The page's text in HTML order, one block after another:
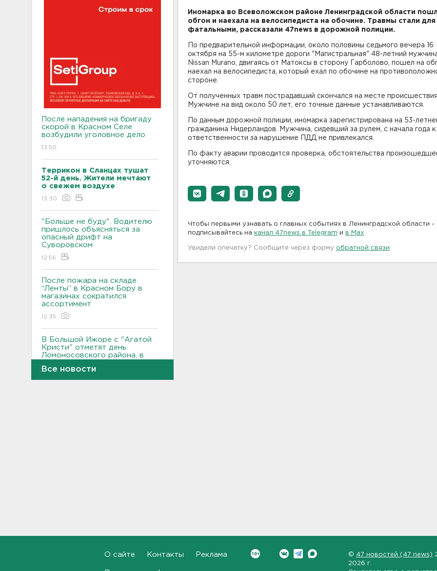
После нападения на бригаду
скорой в Красном Селе
возбудили уголовное дело
13:50
Террикон в Сланцах тушат
52-й день. Жители мечтают
о свежем воздухе
13:30
"Больше не буду". Водителю
пришлось объясняться за
опасный дрифт на
Суворовском
12:56
После пожара на складе
“Ленты” в Красном Бору в
магазинах сократился
ассортимент
12:35
В Большой Ижоре с "Агатой
Кристи" отметят день
Ломоносовского района, в
11:04
Все новости
Иномарка во Всеволожском районе Ленинградской области
обгон и наехала на велосипедиста на обочине. Травмы стали для
фатальными, рассказали 47news в дорожной полиции.
По предварительной информации, около половины седьмого вечера 16
октября на 55-м километре дороги "Магистральная" 48-летний
Nissan Murano, двигаясь от Матоксы в сторону Гарболово, пошел на
наехал на велосипедиста, который ехал по обочине на
стороне.
От полученных травм пострадавший скончался на месте
Мужчине на вид около 50 лет, его точные данные устанавливаются.
По данным дорожной полиции, иномарка зарегистрирована на 53-
гражданина Нидерландов. Мужчина, сидевший за рулем, с начала года к
ответственности за нарушение ПДД не привлекался.
По факту аварии проводится проверка, обстоятельства
уточняются.
Чтобы первыми узнавать о главных событиях в Ленинградской области -
подписывайтесь на канал 47news в Telegram и в Maх
Увидели опечатку? Сообщите через форму обратной связи
О сайте Контакты Реклама © 47 новостей (47 news)
2026 г.